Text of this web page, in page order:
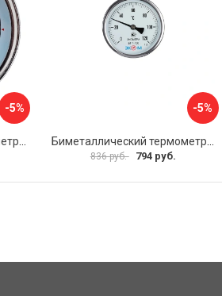
-5% -5%
836 руб. 794 руб.